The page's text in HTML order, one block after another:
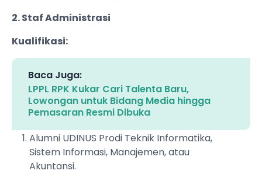
2. Staf Administrasi
Kualifikasi:
Baca Juga:
LPPL RPK Kukar Cari Talenta Baru,
Lowongan untuk Bidang Media hingga
Pemasaran Resmi Dibuka
Alumni UDINUS Prodi Teknik Informatika,
Sistem Informasi, Manajemen, atau
Akuntansi.